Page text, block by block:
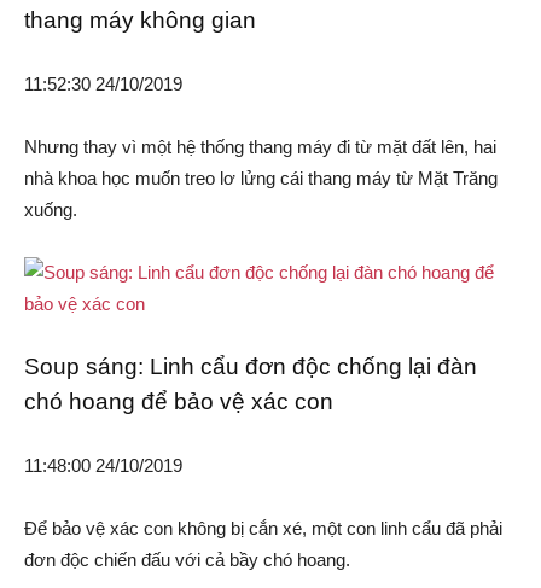
thang máy không gian
11:52:30 24/10/2019
Nhưng thay vì một hệ thống thang máy đi từ mặt đất lên, hai
nhà khoa học muốn treo lơ lửng cái thang máy từ Mặt Trăng
xuống.
Soup sáng: Linh cẩu đơn độc chống lại đàn
chó hoang để bảo vệ xác con
11:48:00 24/10/2019
Để bảo vệ xác con không bị cắn xé, một con linh cẩu đã phải
đơn độc chiến đấu với cả bầy chó hoang.